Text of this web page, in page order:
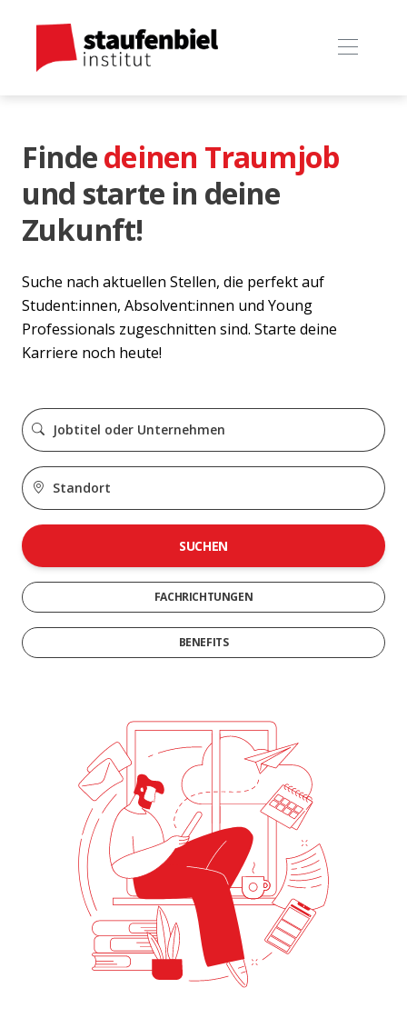
Findedeinen Traumjob
und starte in deine
Zukunft!
Suche nach aktuellen Stellen, die perfekt auf
Student:innen, Absolvent:innen und Young
Professionals zugeschnitten sind. Starte deine
Karriere noch heute!
SUCHEN
FACHRICHTUNGEN
BENEFITS